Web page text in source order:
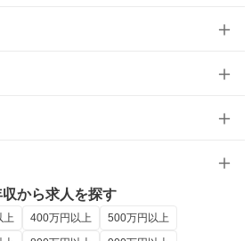
収から求人を探す
上 400万円以上
500万円以上